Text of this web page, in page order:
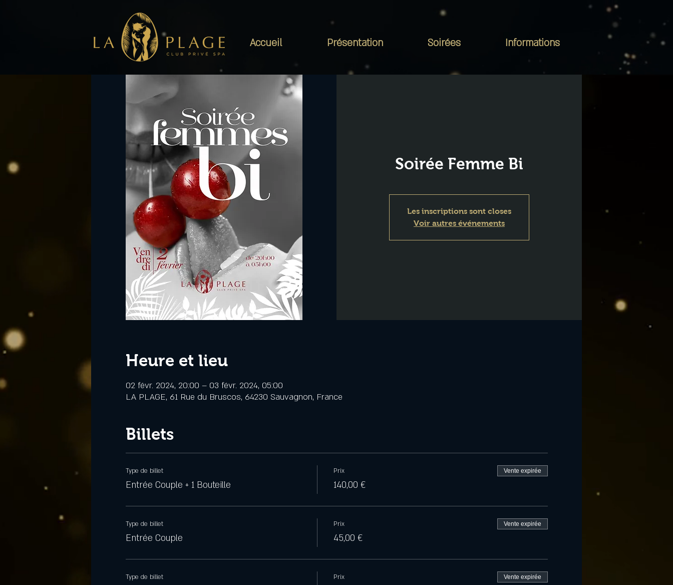
Accueil Présentation Soirées Informations
Soirée Femme Bi
Les inscriptions sont closes
Voir autres événements
Heure et lieu
02 févr. 2024, 20:00 – 03 févr. 2024, 05:00
LA PLAGE, 61 Rue du Bruscos, 64230 Sauvagnon, France
Billets
Type de billet
Entrée Couple + 1 Bouteille
Prix
140,00 €
Vente expirée
Type de billet
Entrée Couple
Prix
45,00 €
Vente expirée
Type de billet Prix Vente expirée